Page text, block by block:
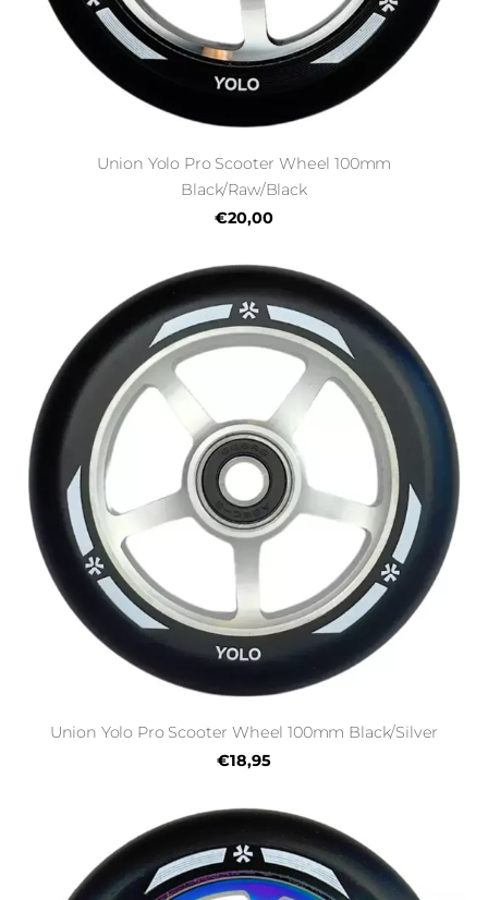
Union Yolo Pro Scooter Wheel 100mm
Black/Raw/Black
€20,00
Union Yolo Pro Scooter Wheel 100mm Black/Silver
€18,95